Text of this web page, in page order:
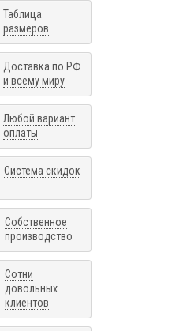
Таблица
размеров
Доставка по РФ
и всему миру
Любой вариант
оплаты
Система скидок
Собственное
производство
Сотни
довольных
клиентов